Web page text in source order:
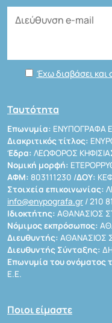
Έχω διαβάσει
Ταυτότητα
Επωνυμία: ΕΝΥΠΟΓΡΑΦΑ
Διακριτικός τίτλος:
Έδρα: ΛΕΩΦΟΡΟΣ
Νομική μορφή:
ΑΦΜ: 803111230 /ΔΟΥ:
Στοιχεία επικοινωνίας:
info@enypografa.gr / 210
Ιδιοκτήτης: ΑΘΑΝΑΣΙΟΣ
Νόμιμος εκπρόσωπος:
Διευθυντής: ΑΘΑΝΑΣΙΟΣ
Διευθυντής Σύνταξης:
Επωνυμία του ονόματος
Ε.Ε.
Ποιοι είμαστε